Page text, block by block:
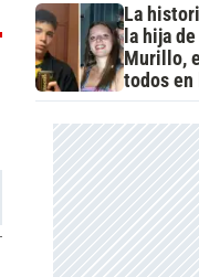
La
la hija
Murillo,
todos en